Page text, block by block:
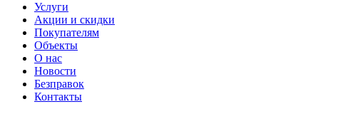
Услуги
Акции и скидки
Покупателям
Объекты
О нас
Новости
Безправок
Контакты